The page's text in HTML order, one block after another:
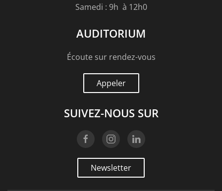
Samedi : 9h à 12h0
AUDITORIUM
Écoute sur rendez-vous
Appeler
SUIVEZ-NOUS SUR
Newsletter